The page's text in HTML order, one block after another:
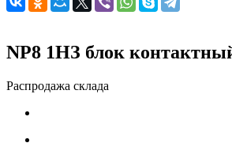
NP8 1НЗ блок
Распродажа склада